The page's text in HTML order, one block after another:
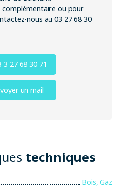
ou pour
nous au 03 27 68 30
3 27 68 30 71
un mail
techniques
Bois, Gaz